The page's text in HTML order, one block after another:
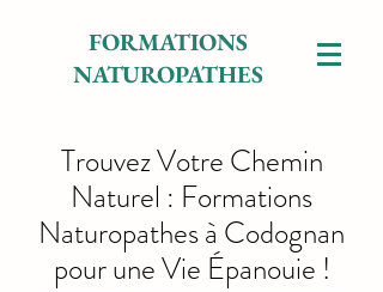
FORMATIONS
NATUROPATHES
Trouvez Votre Chemin
Naturel : Formations
Naturopathes à Codognan
pour une Vie Épanouie !